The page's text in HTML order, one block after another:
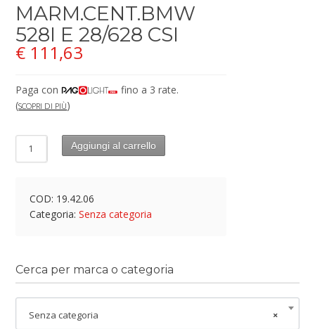
MARM.CENT.BMW
528I E 28/628 CSI
€ 111,63
Paga con
fino a 3 rate.
(SCOPRI DI PIÙ)
Aggiungi al carrello
COD: 19.42.06
Categoria:Senza categoria
Cerca per marca o categoria
×
Senza categoria